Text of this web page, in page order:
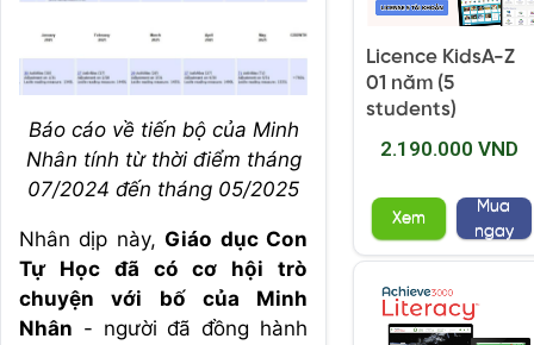
Báo cáo về tiến bộ của Minh
Nhân tính từ thời điểm tháng
07/2024 đến tháng 05/2025
Nhân dịp này,Giáo dục Con
Tự Học đã có cơ hội trò
chuyện với bố của Minh
Nhân - người đã đồng hành
Licence KidsA-Z
01 năm (5
students)
2.190.000 VND
Xem
Mua
ngay